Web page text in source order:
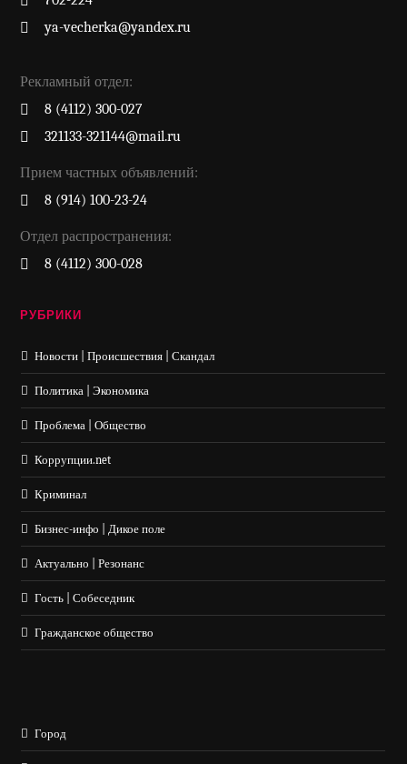
ya-vecherka@yandex.ru
Рекламный отдел:
8 (4112) 300-027
321133-321144@mail.ru
Прием частных объявлений:
8 (914) 100-23-24
Отдел распространения:
8 (4112) 300-028
РУБРИКИ
Новости | Происшествия | Скандал
Политика | Экономика
Проблема | Общество
Коррупции.net
Криминал
Бизнес-инфо | Дикое поле
Актуально | Резонанс
Гость | Собеседник
Гражданское общество
Город